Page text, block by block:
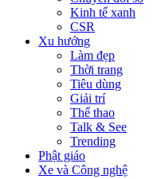
Kinh tế xanh
CSR
Xu hướng
Làm đẹp
Thời trang
Tiêu dùng
Giải trí
Thể thao
Talk & See
Trending
Phật giáo
Xe và Công nghệ